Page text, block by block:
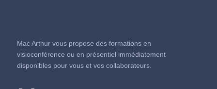
Mac Arthur vous propose des formations en
visioconférence ou en présentiel immédiatement
disponibles pour vous et vos collaborateurs.